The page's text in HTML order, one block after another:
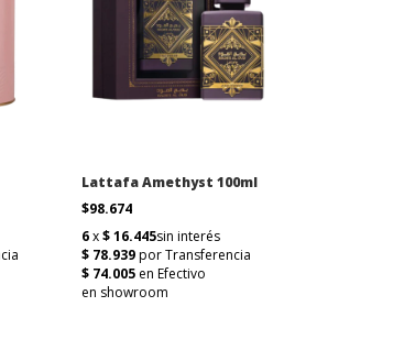
Lattafa Amethyst 100ml
$98.674